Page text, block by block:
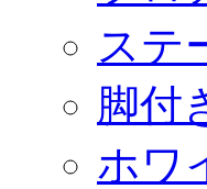
ステ
脚付
ホワ